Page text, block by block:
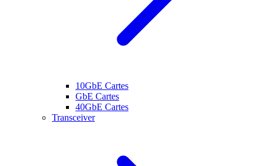
10GbE Cartes
GbE Cartes
40GbE Cartes
Transceiver